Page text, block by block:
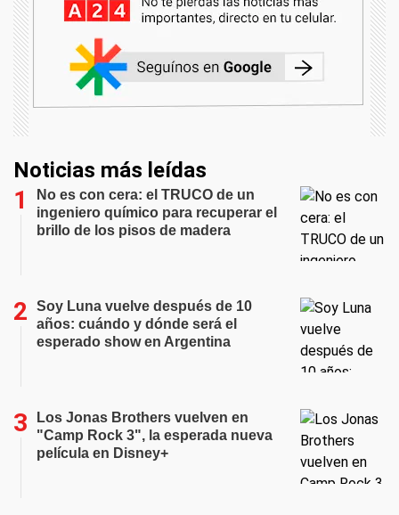
Noticias más leídas
No es con cera: el TRUCO de un
ingeniero químico para recuperar el
brillo de los pisos de madera
Soy Luna vuelve después de 10
años: cuándo y dónde será el
esperado show en Argentina
Los Jonas Brothers vuelven en
"Camp Rock 3", la esperada nueva
película en Disney+